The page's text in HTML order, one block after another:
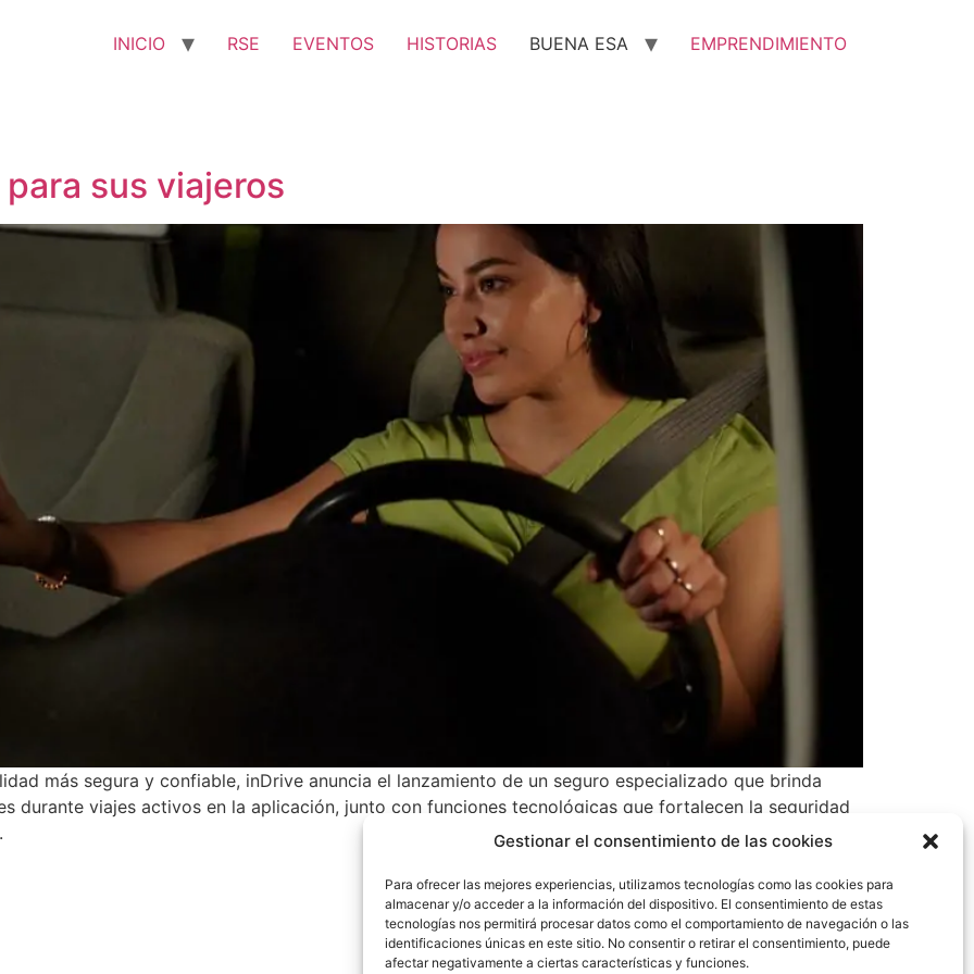
Gestionar el consentimiento de las cookies
Para ofrecer las mejores experiencias, utilizamos tecnologías como las cookies para
almacenar y/o acceder a la información del dispositivo. El consentimiento de estas
tecnologías nos permitirá procesar datos como el comportamiento de navegación o las
identificaciones únicas en este sitio. No consentir o retirar el consentimiento, puede
afectar negativamente a ciertas características y funciones.
INICIO RSE EVENTOS HISTORIAS BUENA ESA EMPRENDIMIENTO
sus viajeros
más segura y confiable, inDrive anuncia el lanzamiento de un seguro especializado que brinda
durante viajes activos en la aplicación, junto con funciones tecnológicas que fortalecen la seguridad